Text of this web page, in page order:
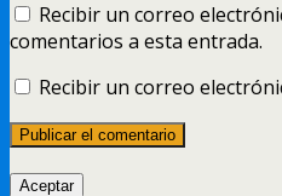
Recibir un correo
comentarios a esta entrada.
Recibir un correo
Aceptar